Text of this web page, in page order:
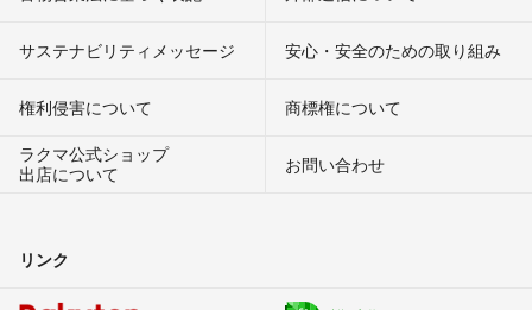
サステナビリティメッセージ 安心・安全のための取り組み
権利侵害について
商標権について
ラクマ公式ショップ
出店について
お問い合わせ
リンク